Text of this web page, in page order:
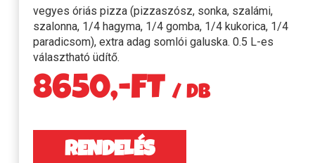
vegyes óriás pizza (pizzaszósz, sonka, szalámi,
szalonna, 1/4 hagyma, 1/4 gomba, 1/4 kukorica, 1/4
paradicsom), extra adag somlói galuska. 0.5 L-es
választható üdítő.
8650,-FT / DB
RENDELÉS